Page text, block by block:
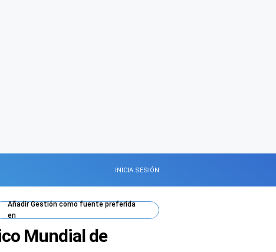
INICIA SESIÓN
AñadirGestióncomo fuente preferida
en
Mundial de